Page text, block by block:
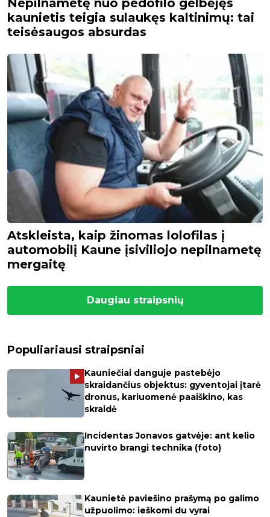
Nepilnametę nuo pedofilo gelbėjęs
kaunietis teigia sulaukęs kaltinimų: tai
teisėsaugos absurdas
Atskleista, kaip žinomas lolofilas į
automobilį Kaune įsiviliojo nepilnametę
mergaitę
Daugiau straipsnių
Populiariausi straipsniai
Kauniečiai danguje pastebėjo
skraidančius objektus: gyventojai įtarė
dronus, kariuomenė paaiškino, kas
skraidė
Incidentas Jonavos gatvėje: ant kelio
nuvirto brangi technika (foto)
Kaunietė paviešino prašymą po galimo
užpuolimo: ieškomi du vyrai